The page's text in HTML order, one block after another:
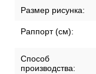
Размер рисунка:
Раппорт (см):
Способ
производства: